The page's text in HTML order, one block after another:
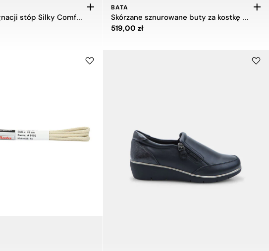
Spray do pielęgnacji stóp Silky Comfort
BATA
Skórzane sznurowane buty za kostkę dla mężczyzn Bata
Cena 519,00 zł
519,00 zł